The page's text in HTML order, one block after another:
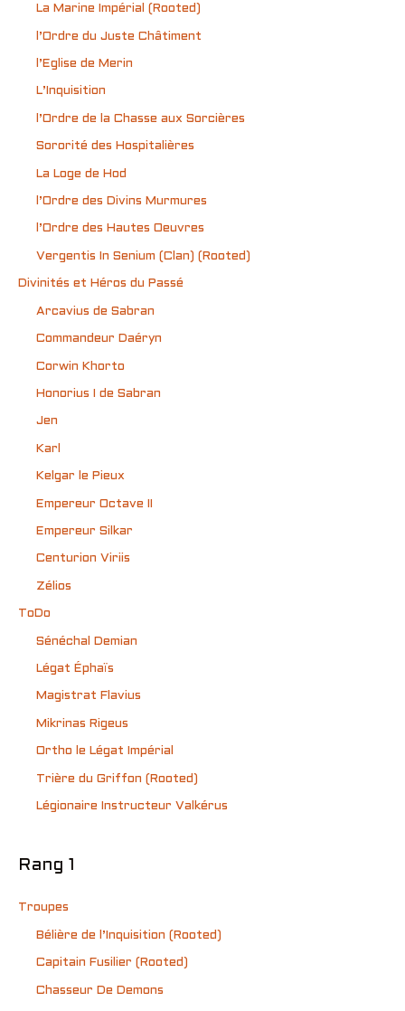
La Marine Impérial (Rooted)
l’Ordre du Juste Châtiment
l’Eglise de Merin
L’Inquisition
l’Ordre de la Chasse aux Sorcières
Sororité des Hospitalières
La Loge de Hod
l’Ordre des Divins Murmures
l’Ordre des Hautes Oeuvres
Vergentis In Senium (Clan) (Rooted)
Divinités et Héros du Passé
Arcavius de Sabran
Commandeur Daéryn
Corwin Khorto
Honorius I de Sabran
Jen
Karl
Kelgar le Pieux
Empereur Octave II
Empereur Silkar
Centurion Viriis
Zélios
ToDo
Sénéchal Demian
Légat Éphaïs
Magistrat Flavius
Mikrinas Rigeus
Ortho le Légat Impérial
Trière du Griffon (Rooted)
Légionaire Instructeur Valkérus
Rang 1
Troupes
Bélière de l’Inquisition (Rooted)
Capitain Fusilier (Rooted)
Chasseur De Demons